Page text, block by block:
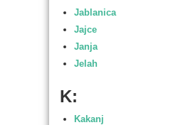
Jablanica
Jajce
Janja
Jelah
K:
Kakanj